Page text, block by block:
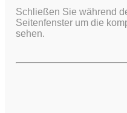
Schließen Sie während
Seitenfenster um die
sehen.